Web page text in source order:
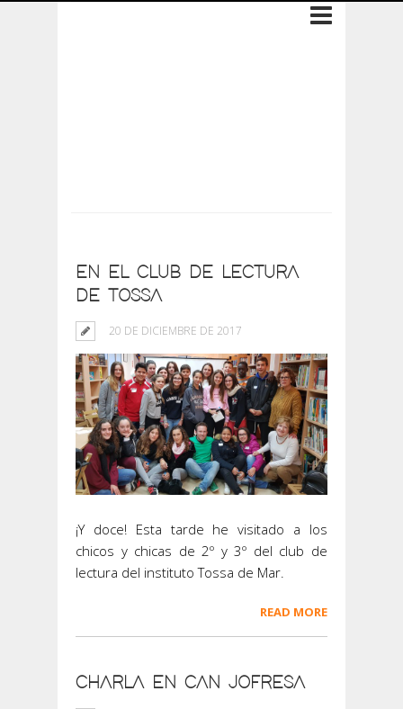
EN EL CLUB DE LECTURA
DE TOSSA
20 DE DICIEMBRE DE 2017
¡Y doce! Esta tarde he visitado a los
chicos y chicas de 2º y 3º del club de
lectura del instituto Tossa de Mar.
READ MORE
CHARLA EN CAN JOFRESA